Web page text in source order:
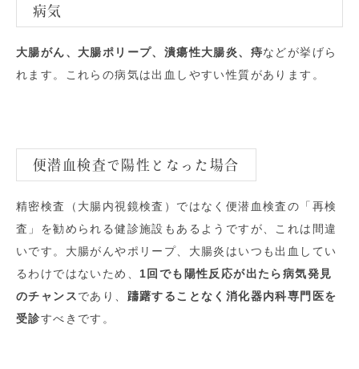
病気
大腸がん、大腸ポリープ、潰瘍性大腸炎、痔などが挙げら
れます。これらの病気は出血しやすい性質があります。
便潜血検査で陽性となった場合
精密検査（大腸内視鏡検査）ではなく便潜血検査の「再検
査」を勧められる健診施設もあるようですが、これは間違
いです。大腸がんやポリープ、大腸炎はいつも出血してい
るわけではないため、 1回でも陽性反応が出たら病気発見
のチャンスであり、 躊躇することなく消化器内科専門医を
受診すべきです。